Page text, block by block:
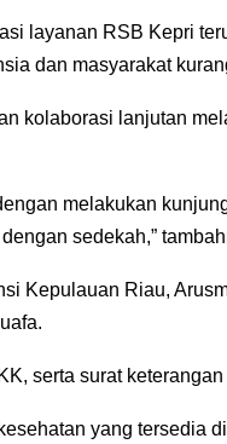
layanan RSB Kepri
dan masyarakat
kolaborasi lanjutan
melakukan
sedekah,”
Kepulauan Riau,
serta surat
yang tersedia